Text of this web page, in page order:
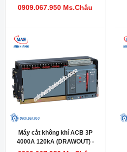
Model HDW663633DHVV56M
0909.067.950 Ms.Châu
Máy cắt không khí ACB 3P
4000A 120kA (DRAWOUT) -